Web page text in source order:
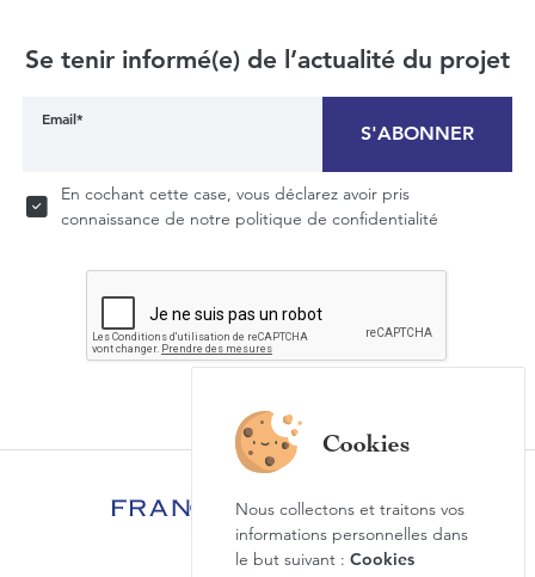
Nous collectons et traitons vos
informations personnelles dans
le but suivant : Cookies
Se tenir informé(e) de l’actualité du projet
Email*
S'ABONNER
En cochant cette case, vous déclarez avoir pris
connaissance de notre politique de confidentialité
Foire aux questions